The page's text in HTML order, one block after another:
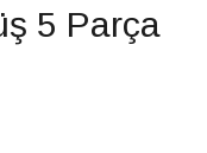
5 Parça